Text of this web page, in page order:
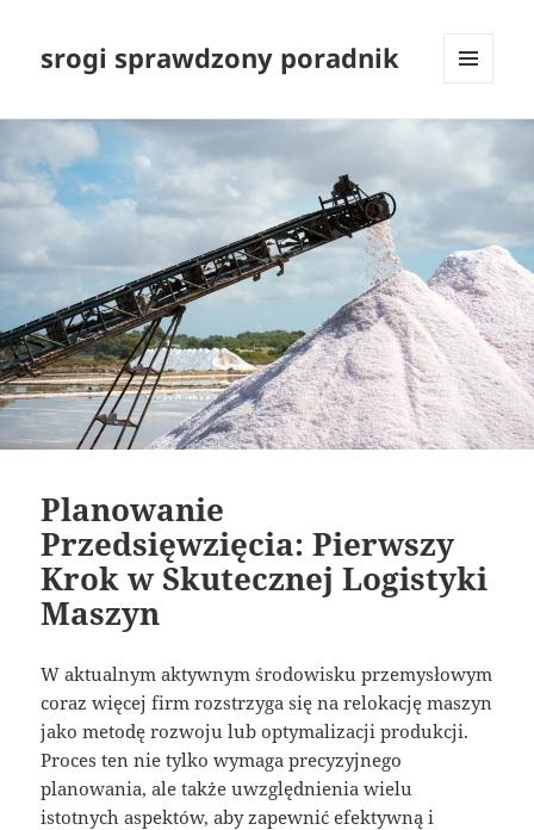
srogi sprawdzony poradnik
Planowanie
Przedsięwzięcia: Pierwszy
Krok w Skutecznej Logistyki
Maszyn
W aktualnym aktywnym środowisku przemysłowym
coraz więcej firm rozstrzyga się na relokację maszyn
jako metodę rozwoju lub optymalizacji produkcji.
Proces ten nie tylko wymaga precyzyjnego
planowania, ale także uwzględnienia wielu
istotnych aspektów, aby zapewnić efektywną i